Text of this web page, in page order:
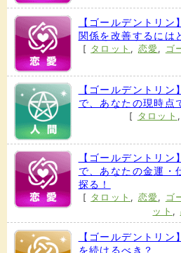
【ゴールデントリ
関係を改善するには
[ タロット , 恋愛, ゴ
【ゴールデントリ
で、あなたの現時点
[ タロット ,
【ゴールデントリ
で、あなたの金運・
探る！
[ タロット , 恋愛, ゴ
ット ,
【ゴールデントリ
を続けるべき？